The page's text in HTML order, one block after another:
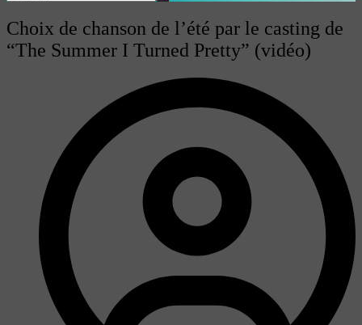
Choix de chanson de l’été par le casting de
“The Summer I Turned Pretty” (vidéo)